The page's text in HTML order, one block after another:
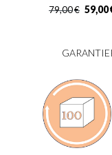
€
79,00 59,00